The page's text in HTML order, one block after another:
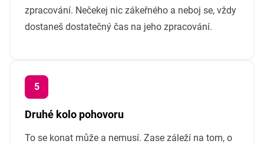
zpracování. Nečekej nic zákeřného a neboj se, vždy
dostaneš dostatečný čas na jeho zpracování.
Druhé kolo pohovoru
To se konat může a nemusí. Zase záleží na tom, o